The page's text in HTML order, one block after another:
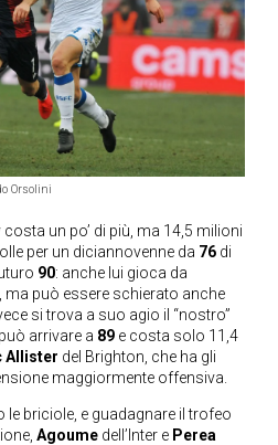
Orsolini
un po’ di più, ma 14,5 milioni
per un diciannovenne da 76 di
90: anche lui gioca da
può essere schierato anche
si trova a suo agio il “nostro”
può arrivare a 89 e costa solo 11,4
Allister del Brighton, che ha gli
maggiormente offensiva.
le briciole, e guadagnare il trofeo
Agoume dell’Inter e Perea